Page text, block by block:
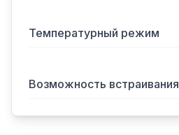
Температурный режим
Возможность встраивания